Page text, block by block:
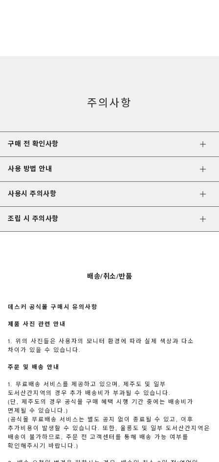
주의사항
구매 전 확인사항
사용 방법 안내
사용시 주의사항
조립 시 주의사항
배송/취소/반품
데스커 공식몰 구매시 유의사항
제품 사진 관련 안내
1. 위의 사진들은 사용자의 모니터 환경에 따라 실제 색상과 다소
차이가 있을 수 있습니다.
주문 및 배송 안내
1. 무료배송 서비스를 제공하고 있으며, 제주도 및 일부
도서산간지역의 경우 추가 배송비가 부과될 수 있습니다.
(단, 제주도의 경우 공식몰 구매 혜택 시행 기간 중에는 배송비가
면제될 수 있습니다.)
(공식몰 무료배송 서비스는 별도 공지 없이 종료될 수 있고, 이후
추가비용이 발생할 수 있습니다. 또한, 울릉도 및 일부 도서산간지역은
배송이 불가하므로, 주문 전 고객센터를 통해 배송 가능 여부를
확인해주시기 바랍니다.)